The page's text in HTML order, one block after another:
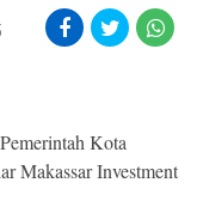
Kota
Makassar Investment